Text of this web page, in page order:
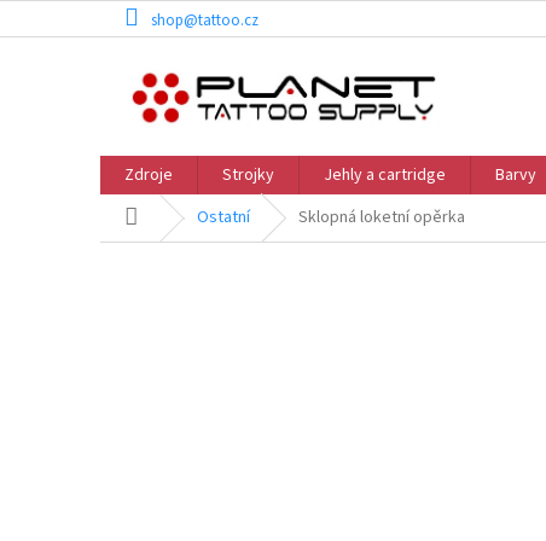
na
shop@tattoo.cz
Zdroje Strojky Jehly a cartridge Barvy
Domů Ostatní Sklopná loketní opěrka